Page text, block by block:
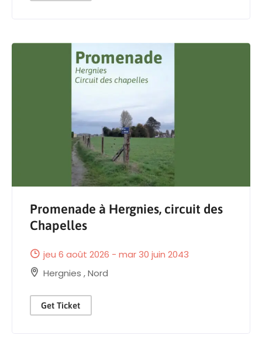
Promenade à Hergnies, circuit des
Chapelles
jeu 6 août 2026 - mar 30 juin 2043
Hergnies ,Nord
Get Ticket